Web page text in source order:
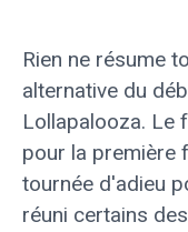
Rien ne résume
alternative du
Lollapalooza. Le
pour la première
tournée d'adieu
réuni certains